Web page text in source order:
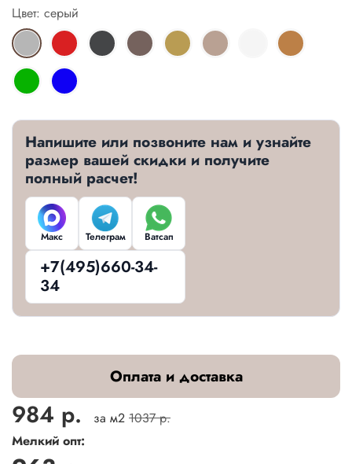
Цвет: серый
Напишите или позвоните нам и узнайте
размер вашей скидки и получите
полный расчет!
Макс Телеграм Ватсап
+7(495)660-34-
34
Оплата и доставка
984 р. за м2 1037 р.
Мелкий опт: